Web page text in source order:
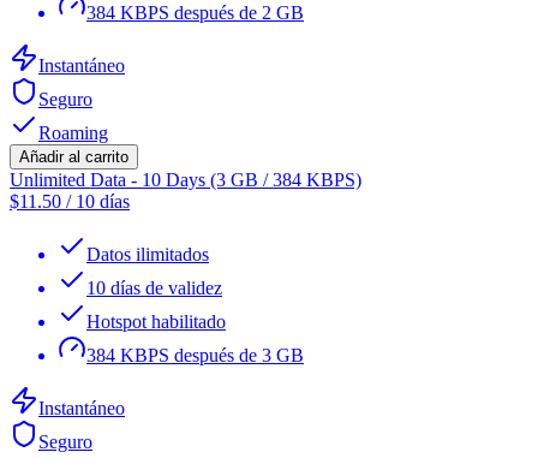
384 KBPS después de 2 GB
Instantáneo
Seguro
Roaming
Añadir al carrito
Unlimited Data - 10 Days (3 GB / 384 KBPS)
$11.50 / 10 días
Datos ilimitados
10 días de validez
Hotspot habilitado
384 KBPS después de 3 GB
Instantáneo
Seguro